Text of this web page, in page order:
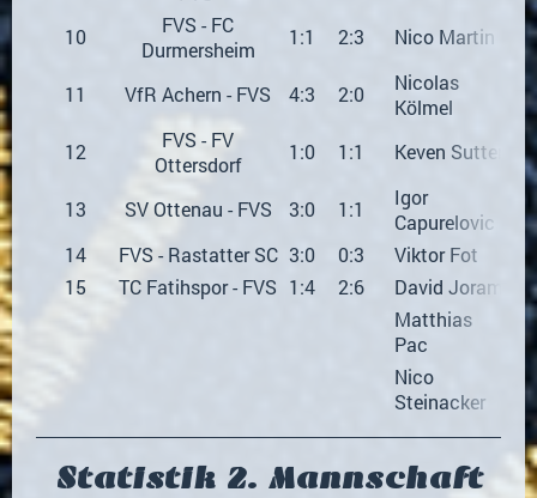
10
FVS - FC
Durmersheim
1:1 2:3 Nico Martin
11 VfR Achern - FVS 4:3 2:0
Nicolas
Kölmel
12
FVS - FV
Ottersdorf
1:0 1:1 Keven Sutter
13 SV Ottenau - FVS 3:0 1:1
Igor
Capurelovic
14
FVS - Rastatter SC 3:0 0:3
Viktor Fot
15
TC Fatihspor - FVS 1:4 2:6
David Joram
Matthias
Pac
Nico
Steinacker
Statistik 2. Mannschaft